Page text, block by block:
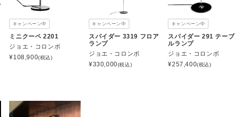
キャンペーン中
ミニクーペ 2201
ジョエ・コロンボ
¥108,900(税込)
キャンペーン中
スパイダー 3319 フロア
ランプ
ジョエ・コロンボ
¥330,000(税込)
キャンペーン中
スパイダー 291 テーブ
ルランプ
ジョエ・コロンボ
¥257,400(税込)